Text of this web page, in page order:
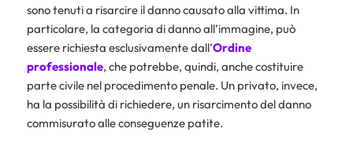
sono tenuti a risarcire il danno causato alla vittima. In
particolare, la categoria di danno all’immagine, può
essere richiesta esclusivamente dall’Ordine
professionale, che potrebbe, quindi, anche costituire
parte civile nel procedimento penale. Un privato, invece,
ha la possibilità di richiedere, un risarcimento del danno
commisurato alle conseguenze patite.